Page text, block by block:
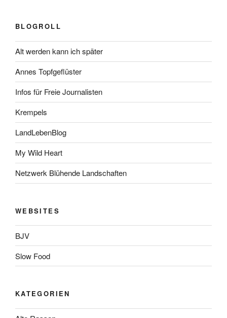
BLOGROLL
Alt werden kann ich später
Annes Topfgeflüster
Infos für Freie Journalisten
Krempels
LandLebenBlog
My Wild Heart
Netzwerk Blühende Landschaften
WEBSITES
BJV
Slow Food
KATEGORIEN